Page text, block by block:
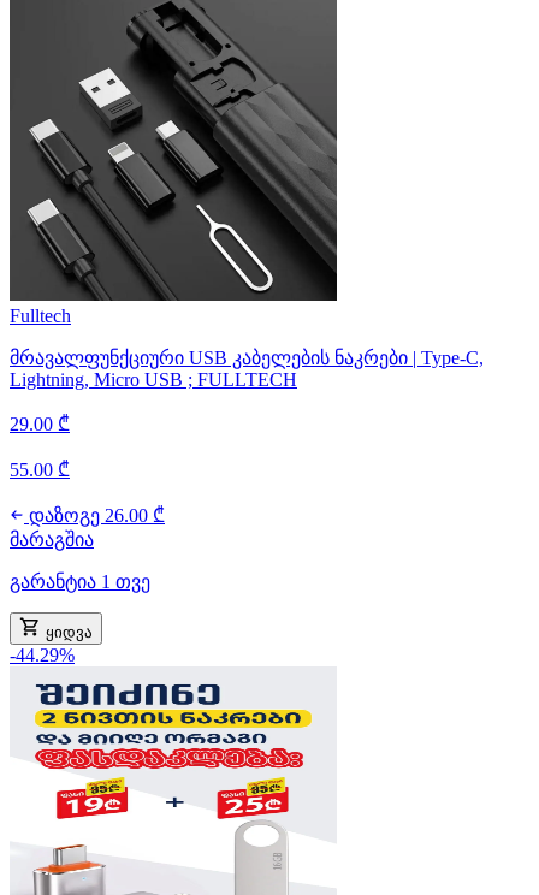
Fulltech
მრავალფუნქციური USB კაბელების ნაკრები | Type-C,
Lightning, Micro USB ; FULLTECH
29.00 ₾
55.00 ₾
დაზოგე 26.00 ₾
მარაგშია
გარანტია 1 თვე
ყიდვა
-44.29%